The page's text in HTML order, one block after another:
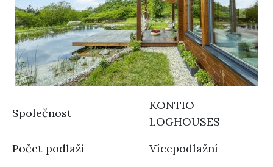
Společnost
KONTIO
LOGHOUSES
Počet podlaží
Vícepodlažní